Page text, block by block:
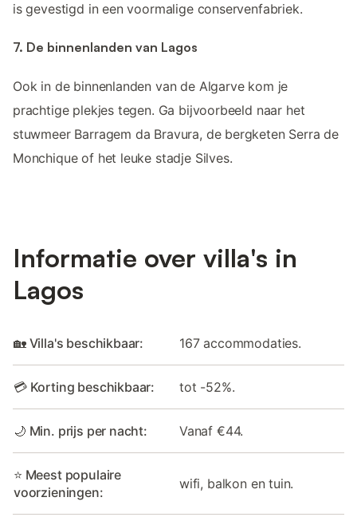
is gevestigd in een voormalige conservenfabriek.
7. De binnenlanden van Lagos
Ook in de binnenlanden van de Algarve kom je
prachtige plekjes tegen. Ga bijvoorbeeld naar het
stuwmeer Barragem da Bravura, de bergketen Serra de
Monchique of het leuke stadje Silves.
Informatie over villa's in
Lagos
🏡 Villa's beschikbaar: 167 accommodaties.
💳 Korting beschikbaar: tot -52%.
🌙 Min. prijs per nacht: Vanaf €44.
⭐ Meest populaire
voorzieningen:
wifi, balkon en tuin.